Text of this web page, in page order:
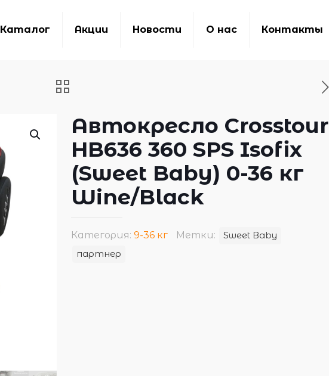
Каталог Акции Новости О нас Контакты
Автокресло Crosstour
HB636 360 SPS Isofix
(Sweet Baby) 0-36 кг
Wine/Black
Категория: 9-36 кг Метки:
Sweet Baby
партнер